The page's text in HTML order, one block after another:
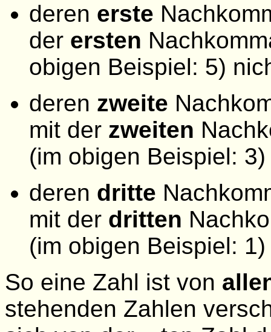
deren erste
der ersten
obigen Beispiel: 5)
deren zweite
mit der zweiten
(im obigen Beispiel:
deren dritte
mit der dritten
(im obigen Beispiel:
So eine Zahl ist von
stehenden Zahlen